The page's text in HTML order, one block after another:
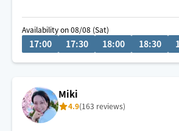
連日🈵ありがとうございます！
ご予約枠増やしました⭐︎
出身:秋田
お酒が好きです🍶
Availability on 08/08 (Sat)
17:00 17:30 18:00 18:30
Miki
4.9(163 reviews)